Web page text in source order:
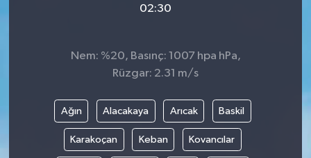
02:30
Nem: %20, Basınç: 1007 hpa hPa,
Rüzgar: 2.31 m/s
Ağın Alacakaya Arıcak Baskil
Karakoçan Keban Kovancılar